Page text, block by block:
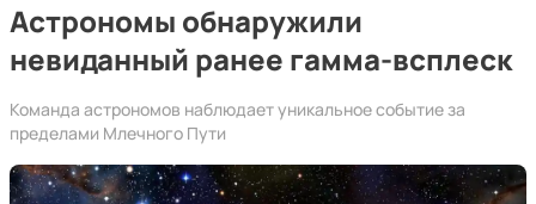
Астрономы обнаружили
невиданный ранее гамма-всплеск
Команда астрономов наблюдает уникальное событие за
пределами Млечного Пути